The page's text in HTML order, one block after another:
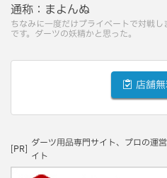
通称： まよんぬ
ちなみに一度だけプライベートで対戦
です。ダーツの妖精かと思った。
店舗
[PR]
ダーツ用品専門サイト、プロの運
イト